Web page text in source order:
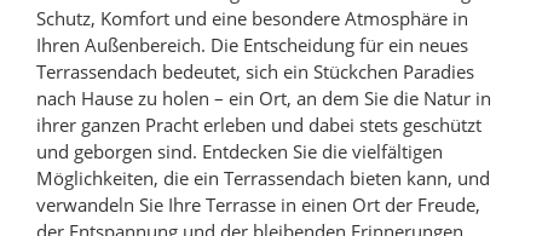
Schutz, Komfort und eine besondere Atmosphäre in
Ihren Außenbereich. Die Entscheidung für ein neues
Terrassendach bedeutet, sich ein Stückchen Paradies
nach Hause zu holen – ein Ort, an dem Sie die Natur in
ihrer ganzen Pracht erleben und dabei stets geschützt
und geborgen sind. Entdecken Sie die vielfältigen
Möglichkeiten, die ein Terrassendach bieten kann, und
verwandeln Sie Ihre Terrasse in einen Ort der Freude,